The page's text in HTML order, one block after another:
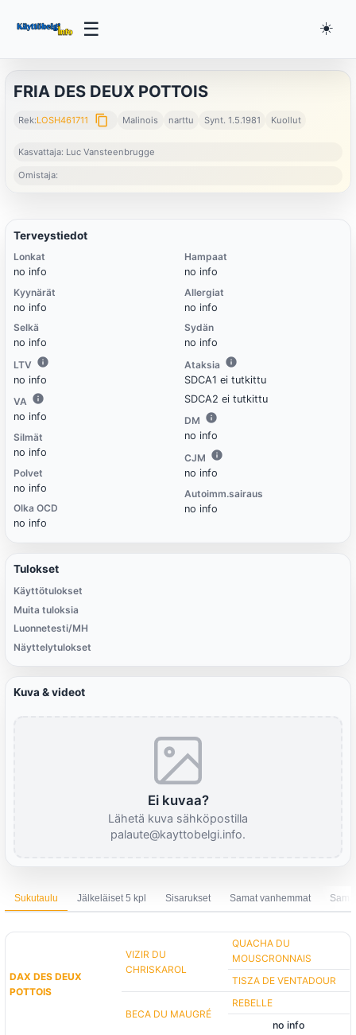
☰ ☀️
FRIA DES DEUX POTTOIS
Rek:LOSH461711 content_copy Malinois narttu Synt. 1.5.1981 Kuollut
Kasvattaja: Luc Vansteenbrugge
Omistaja:
Terveystiedot
Lonkat
no info
Kyynärät
no info
Selkä
no info
LTV
no info
VA
no info
Silmät
no info
Polvet
no info
Olka OCD
no info
Hampaat
no info
Allergiat
no info
Sydän
no info
Ataksia
SDCA1 ei tutkittu
SDCA2 ei tutkittu
DM
no info
CJM
no info
Autoimm.sairaus
no info
Tulokset
Käyttötulokset
Muita tuloksia
Luonnetesti/MH
Näyttelytulokset
Kuva & videot
Ei kuvaa?
Lähetä kuva sähköpostilla
palaute@kayttobelgi.info.
Sukutaulu Jälkeläiset 5 kpl Sisarukset Samat vanhemmat
DAX DES DEUX
POTTOIS
VIZIR DU
CHRISKAROL
QUACHA DU
MOUSCRONNAIS
TISZA DE VENTADOUR
BECA DU MAUGRÉ
REBELLE
no info